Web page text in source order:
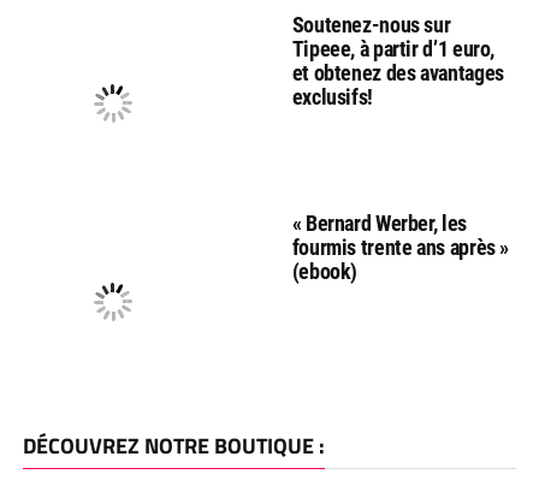
Soutenez-nous sur
Tipeee, à partir d’1 euro,
et obtenez des avantages
exclusifs!
« Bernard Werber, les
fourmis trente ans après »
(ebook)
DÉCOUVREZ NOTRE BOUTIQUE :